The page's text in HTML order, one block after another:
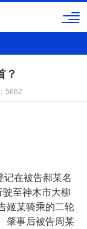
？
5662
记在被告郝某名
至神木市大柳
姬某骑乘的二轮
肇事后被告周某